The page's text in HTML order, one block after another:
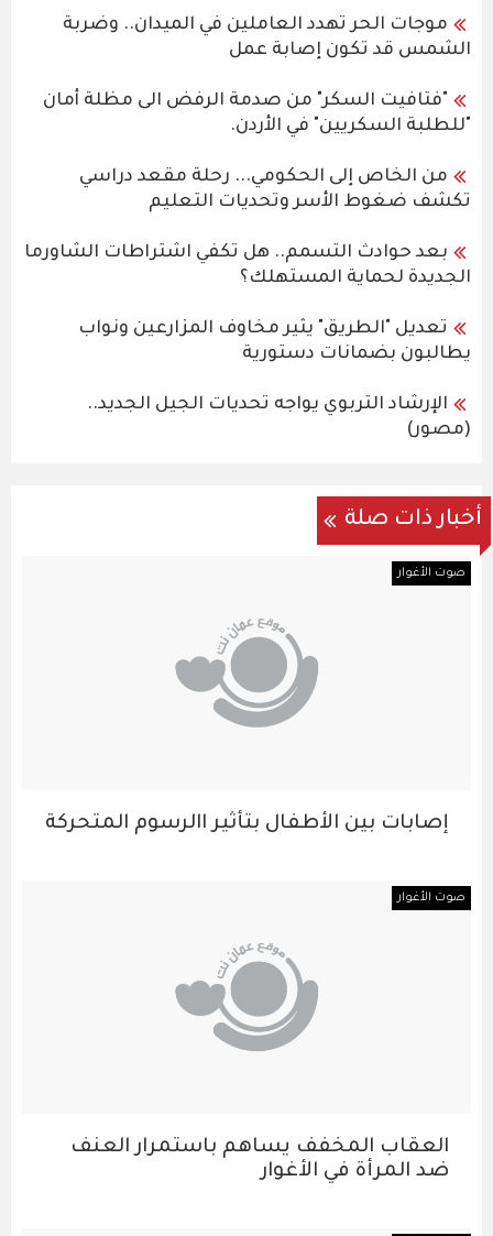
موجات الحر تهدد العاملين في الميدان.. وضربة
الشمس قد تكون إصابة عمل
"فتافيت السكر" من صدمة الرفض الى مظلة أمان
"للطلبة السكريين" في الأردن.
من الخاص إلى الحكومي... رحلة مقعد دراسي
تكشف ضغوط الأسر وتحديات التعليم
بعد حوادث التسمم.. هل تكفي اشتراطات الشاورما
الجديدة لحماية المستهلك؟
تعديل "الطريق" يثير مخاوف المزارعين ونواب
يطالبون بضمانات دستورية
الإرشاد التربوي يواجه تحديات الجيل الجديد..
(مصور)
أخبار ذات صلة
صوت الأغوار
إصابات بين الأطفال بتأثير االرسوم المتحركة
صوت الأغوار
العقاب المخفف يساهم باستمرار العنف
ضد المرأة في الأغوار